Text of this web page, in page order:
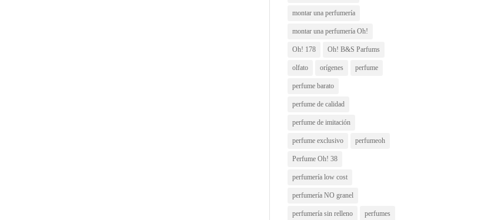
montar una perfumería
montar una perfumería Oh!
Oh! 178 Oh! B&S Parfums
olfato orígenes perfume
perfume barato
perfume de calidad
perfume de imitación
perfume exclusivo perfumeoh
Perfume Oh! 38
perfumería low cost
perfumería NO granel
perfumería sin relleno perfumes